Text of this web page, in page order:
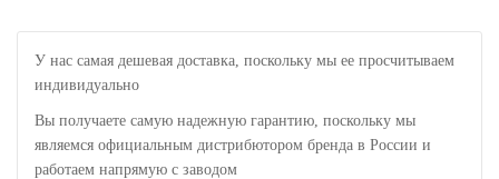
У нас самая дешевая доставка, поскольку мы ее просчитываем
индивидуально
Вы получаете самую надежную гарантию, поскольку мы
являемся официальным дистрибютором бренда в России и
работаем напрямую с заводом